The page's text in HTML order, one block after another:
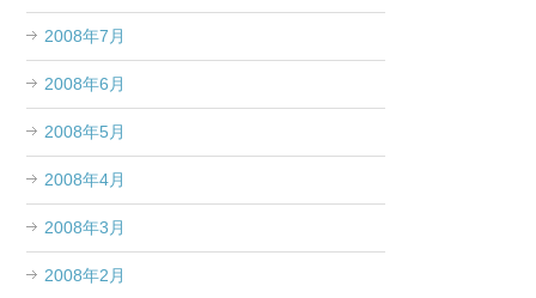
2008年7月
2008年6月
2008年5月
2008年4月
2008年3月
2008年2月